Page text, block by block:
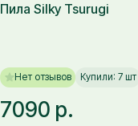
Пила Silky Tsurugi
Нет отзывов Купили: 7 шт
7090 р.